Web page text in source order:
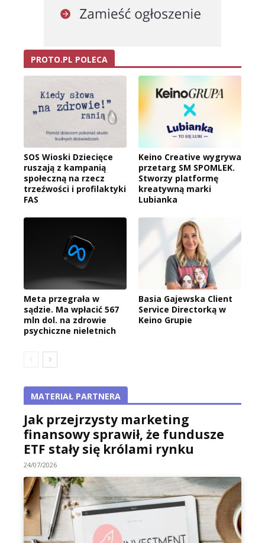
PROTO.PL POLECA
SOS Wioski Dziecięce
ruszają z kampanią
społeczną na rzecz
trzeźwości i profilaktyki
FAS
Keino Creative wygrywa
przetarg SM SPOMLEK.
Stworzy platformę
kreatywną marki
Lubianka
Meta przegrała w
sądzie. Ma wpłacić 567
mln dol. na zdrowie
psychiczne nieletnich
Basia Gajewska Client
Service Directorką w
Keino Grupie
MATERIAŁ PARTNERA
Jak przejrzysty marketing
finansowy sprawił, że fundusze
ETF stały się królami rynku
24/07/2026